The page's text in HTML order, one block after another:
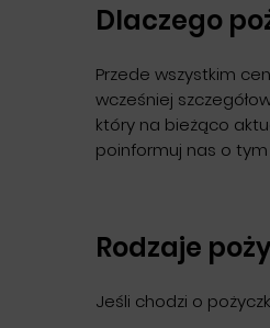
Dlaczego
Przede wszystkim
wcześniej
który na bieżąco
poinformuj nas o
Rodzaje
Jeśli chodzi o